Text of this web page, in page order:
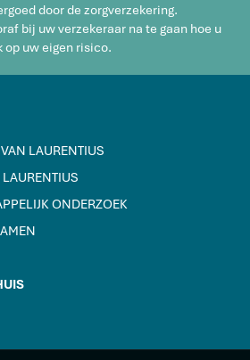
door de zorgverzekering.
bij uw verzekeraar na te gaan hoe u
op uw eigen risico.
LAURENTIUS
LAURENTIUS
ONDERZOEK